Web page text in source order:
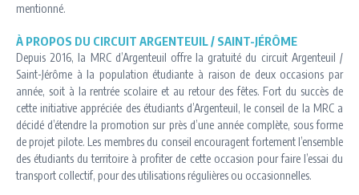
mentionné.
À PROPOS DU CIRCUIT ARGENTEUIL / SAINT-JÉRÔME
Depuis 2016, la MRC d’Argenteuil offre la gratuité du circuit Argenteuil /
Saint-Jérôme à la population étudiante à raison de deux occasions par
année, soit à la rentrée scolaire et au retour des fêtes. Fort du succès de
cette initiative appréciée des étudiants d’Argenteuil, le conseil de la MRC a
décidé d’étendre la promotion sur près d’une année complète, sous forme
de projet pilote. Les membres du conseil encouragent fortement l’ensemble
des étudiants du territoire à profiter de cette occasion pour faire l’essai du
transport collectif, pour des utilisations régulières ou occasionnelles.